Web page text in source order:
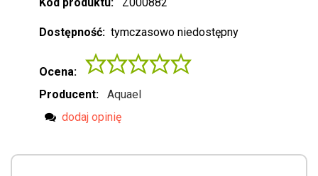
Dostępność: tymczasowo niedostępny
Ocena:
Producent:
Aquael
dodaj opinię